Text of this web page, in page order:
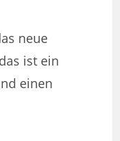
neue
ist ein
einen